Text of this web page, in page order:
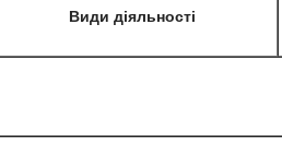
Види діяльності